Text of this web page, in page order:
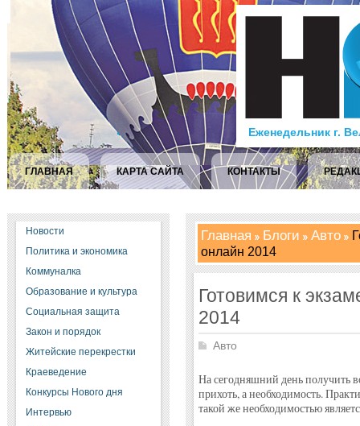
Еженедельник г.
ГЛАВНАЯ КАРТА САЙТА КОНТАКТЫ
Новости
Политика и экономика
Коммуналка
Образование и культура
Социальная защита
Закон и порядок
Житейские перекрестки
Краеведение
Конкурсы Нового дня
Интервью
Главная Блоги Авто
онлайн 2014
Готовимся к
2014
Авто
На сегодняшний день получить
прихоть, а необходимость.
такой же необходимостью